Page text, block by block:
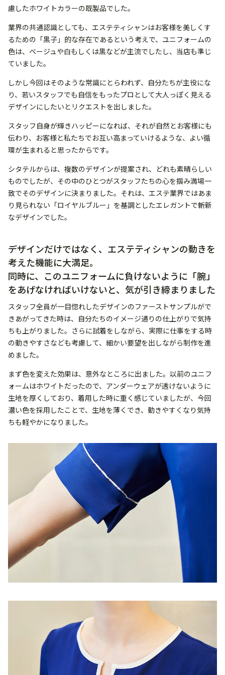
慮したホワイトカラーの既製品でした。
業界の共通認識としても、エステティシャンはお客様を美しくす
るための「黒子」的な存在であるという考えで、ユニフォームの
色は、ベージュや白もしくは黒などが主流でしたし、当店も準じ
ていました。
しかし今回はそのような常識にとらわれず、自分たちが主役にな
り、若いスタッフでも自信をもったプロとして大人っぽく見える
デザインにしたいとリクエストを出しました。
スタッフ自身が輝きハッピーになれば、それが自然とお客様にも
伝わり、お客様と私たちでお互い高まっていけるような、よい循
環が生まれると思ったからです。
シタテルからは、複数のデザインが提案され、どれも素晴らしい
ものでしたが、その中のひとつがスタッフたちの心を掴み満場一
致でそのデザインに決まりました。それは、エステ業界ではあま
り見られない「ロイヤルブルー」を基調としたエレガントで斬新
なデザインでした。
デザインだけではなく、エステティシャンの動きを
考えた機能に大満足。
同時に、このユニフォームに負けないように「腕」
をあげなければいけないと、気が引き締まりました
スタッフ全員が一目惚れしたデザインのファーストサンプルがで
きあがってきた時は、自分たちのイメージ通りの仕上がりで気持
ちも上がりました。さらに試着をしながら、実際に仕事をする時
の動きやすさなども考慮して、細かい要望を出しながら制作を進
めました。
まず色を変えた効果は、意外なところに出ました。以前のユニフ
ォームはホワイトだったので、アンダーウェアが透けないように
生地を厚くしており、着用した時に重く感じていましたが、今回
濃い色を採用したことで、生地を薄くでき、動きやすくなり気持
ちも軽やかになりました。